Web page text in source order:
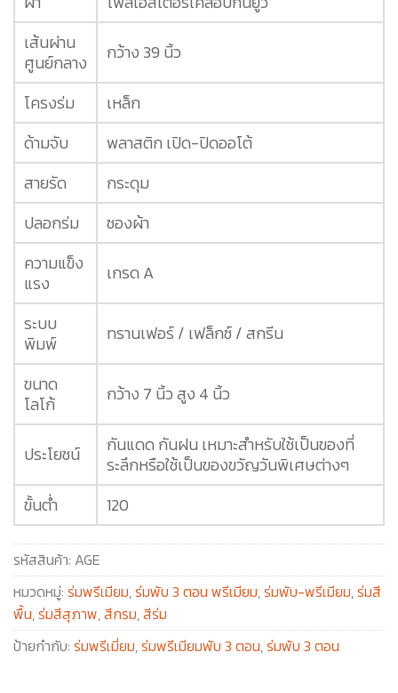
เส้นผ่าน
ศูนย์กลาง
กว้าง 39 นิ้ว
โครงร่ม
เหล็ก
ด้ามจับ
พลาสติก เปิด-ปิดออโต้
สายรัด
กระดุม
ปลอกร่ม
ซองผ้า
ความแข็ง
แรง
เกรด A
ระบบ
พิมพ์
ทรานเฟอร์ / เฟล็กซ์ / สกรีน
ขนาด
โลโก้
กว้าง 7 นิ้ว สูง 4 นิ้ว
ประโยชน์
กันแดด กันฝน เหมาะสำหรับใช้เป็นของที่
ระลึกหรือใช้เป็นของขวัญวันพิเศษต่างๆ
ขั้นต่ำ
120
รหัสสินค้า: AGE
หมวดหมู่: ร่มพรีเมียม,ร่มพับ 3 ตอน พรีเมียม,ร่มพับ-พรีเมียม,ร่มสี
พื้น,ร่มสีสุภาพ,สีกรม,สีร่ม
ป้ายกำกับ: ร่มพรีเมี่ยม,ร่มพรีเมียมพับ 3 ตอน,ร่มพับ 3 ตอน